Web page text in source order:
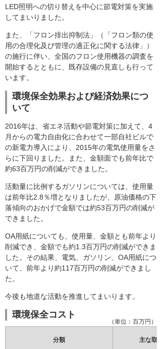
LED照明への切り替えを中心に節電対策を実施
してまいりました。
また、「フロン排出抑制法」（「フロン類の使
用の合理化及び管理の適正化に関する法律」）
の施行に伴い、全国のフロン使用機器の調査を
開始するとともに、既存設備の見直しも行って
います。
環境保全効果および経済効果につ
いて
2016年は、省エネ活動や節電対策に加えて、4
月からの電力自由化に合わせて一部自社ビルで
の新電力導入により、2015年の電気使用量をさ
らに下回りました。また、金額面でも前年比で
約63百万円の削減ができました。
活動量に比例するガソリンについては、使用量
は前年比2.8％増となりましたが、原油価格の下
落傾向のおかげで金額では約53百万円の削減が
できました。
OA用紙についても、使用量、金額とも前年より
削減でき、金額でも約1.3百万円の削減ができま
した。その結果、電気、ガソリン、OA用紙につ
いて、前年より約117百万円の削減ができまし
た。
今後も地道な活動を推進してまいります。
環境保全コスト
（単位：百万円）
分類 主な取